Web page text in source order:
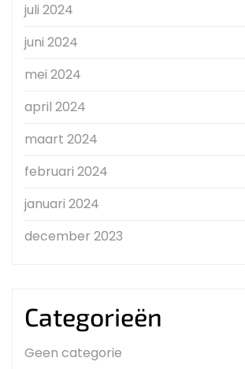
juli 2024
juni 2024
mei 2024
april 2024
maart 2024
februari 2024
januari 2024
december 2023
Categorieën
Geen categorie